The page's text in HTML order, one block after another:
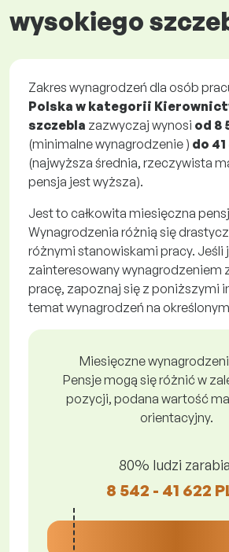
wysokiego
Zakres wynagrodzeń dla osób
Polska w kategorii
szczebla zazwyczaj wynosi od 8
(minimalne wynagrodzenie ) do
(najwyższa średnia, rzeczywista
pensja jest wyższa).
Jest to całkowita miesięczna
Wynagrodzenia różnią się
różnymi stanowiskami pracy. Jeśli
zainteresowany wynagrodzeniem
pracę, zapoznaj się z poniższymi
temat wynagrodzeń na
Miesięczne
Pensje mogą się różnić w
pozycji, podana wartość
orientacyjny.
80% ludzi
8 542 - 41 622